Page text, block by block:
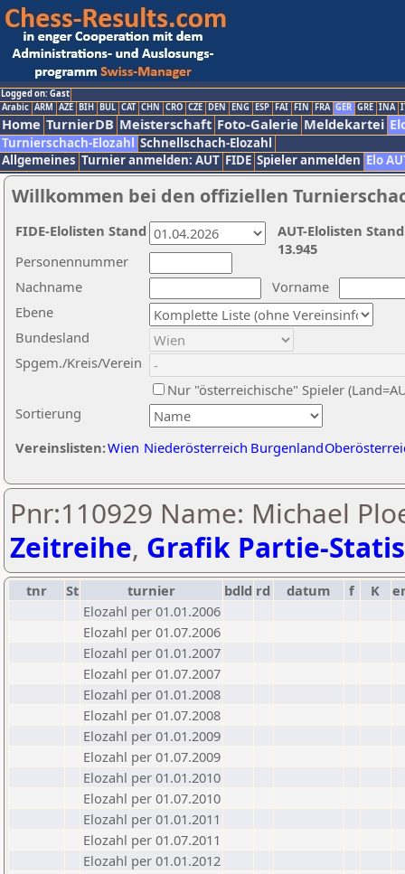
Logged on: Gast
Arabic ARM AZE BIH BUL CAT CHN CRO CZE DEN ENG ESP FAI FIN FRA GER GRE INA
Home TurnierDB Meisterschaft Foto-Galerie Meldekartei
Turnierschach-Elozahl Schnellschach-Elozahl
Allgemeines Turnier anmelden: AUT FIDE Spieler anmelden Elo
Willkommen bei den offiziellen
Nachname
Vorname
Ebene
Sortierung
Personennummer
Bundesland
Spgem./Kreis/Verein
Nur "österreichische" Spieler
Vereinslisten:Wien Niederösterreich Burgenland
AUT-Elolisten
13.945
FIDE-Elolisten Stand
Pnr:110929 Name: Michael
Zeitreihe, Grafik Partie-
tnr St turnier bdld rd datum f K
Elozahl per 01.01.2006
Elozahl per 01.07.2006
Elozahl per 01.01.2007
Elozahl per 01.07.2007
Elozahl per 01.01.2008
Elozahl per 01.07.2008
Elozahl per 01.01.2009
Elozahl per 01.07.2009
Elozahl per 01.01.2010
Elozahl per 01.07.2010
Elozahl per 01.01.2011
Elozahl per 01.07.2011
Elozahl per 01.01.2012